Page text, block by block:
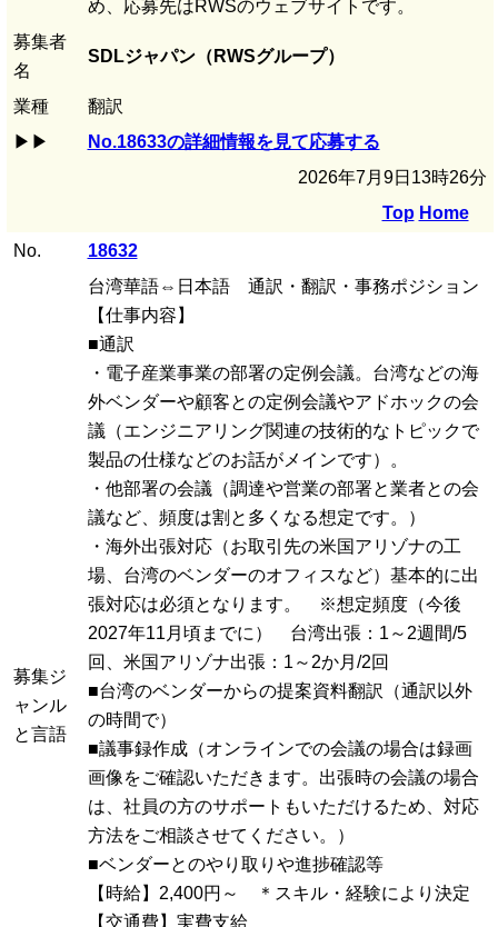
め、応募先はRWSのウェブサイトです。
募集者
名
SDLジャパン（RWSグループ）
業種
翻訳
▶▶
No.18633の詳細情報を見て応募する
2026年7月9日13時26分
Top Home
No.
18632
募集ジ
ャンル
と言語
台湾華語⇔日本語 通訳・翻訳・事務ポジション
【仕事内容】
■通訳
・電子産業事業の部署の定例会議。台湾などの海
外ベンダーや顧客との定例会議やアドホックの会
議（エンジニアリング関連の技術的なトピックで
製品の仕様などのお話がメインです）。
・他部署の会議（調達や営業の部署と業者との会
議など、頻度は割と多くなる想定です。）
・海外出張対応（お取引先の米国アリゾナの工
場、台湾のベンダーのオフィスなど）基本的に出
張対応は必須となります。 ※想定頻度（今後
2027年11月頃までに） 台湾出張：1～2週間/5
回、米国アリゾナ出張：1～2か月/2回
■台湾のベンダーからの提案資料翻訳（通訳以外
の時間で）
■議事録作成（オンラインでの会議の場合は録画
画像をご確認いただきます。出張時の会議の場合
は、社員の方のサポートもいただけるため、対応
方法をご相談させてください。）
■ベンダーとのやり取りや進捗確認等
【時給】2,400円～ ＊スキル・経験により決定
【交通費】実費支給